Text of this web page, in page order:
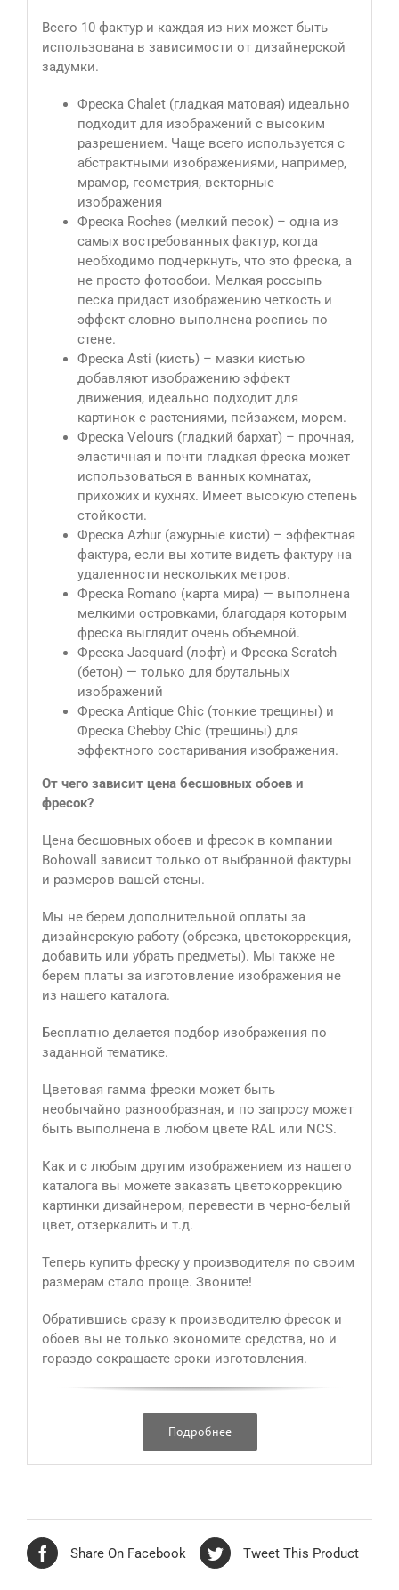
Всего 10 фактур и каждая из них может быть
использована в зависимости от дизайнерской
задумки.
Фреска Сhalet (гладкая матовая) идеально
подходит для изображений с высоким
разрешением. Чаще всего используется с
абстрактными изображениями, например,
мрамор, геометрия, векторные
изображения
Фреска Roches (мелкий песок) – одна из
самых востребованных фактур, когда
необходимо подчеркнуть, что это фреска, а
не просто фотообои. Мелкая россыпь
песка придаст изображению четкость и
эффект словно выполнена роспись по
стене.
Фреска Asti (кисть) – мазки кистью
добавляют изображению эффект
движения, идеально подходит для
картинок с растениями, пейзажем, морем.
Фреска Velours (гладкий бархат) – прочная,
эластичная и почти гладкая фреска может
использоваться в ванных комнатах,
прихожих и кухнях. Имеет высокую степень
стойкости.
Фреска Azhur (ажурные кисти) – эффектная
фактура, если вы хотите видеть фактуру на
удаленности нескольких метров.
Фреска Romano (карта мира) — выполнена
мелкими островками, благодаря которым
фреска выглядит очень объемной.
Фреска Jacquard (лофт) и Фреска Scratch
(бетон) — только для брутальных
изображений
Фреска Antique Сhic (тонкие трещины) и
Фреска Chebby Chic (трещины) для
эффектного состаривания изображения.
От чего зависит цена бесшовных обоев и
фресок?
Цена бесшовных обоев и фресок в компании
Bohowall зависит только от выбранной фактуры
и размеров вашей стены.
Мы не берем дополнительной оплаты за
дизайнерскую работу (обрезка, цветокоррекция,
добавить или убрать предметы). Мы также не
берем платы за изготовление изображения не
из нашего каталога.
Бесплатно делается подбор изображения по
заданной тематике.
Цветовая гамма фрески может быть
необычайно разнообразная, и по запросу может
быть выполнена в любом цвете RAL или NCS.
Как и с любым другим изображением из нашего
каталога вы можете заказать цветокоррекцию
картинки дизайнером, перевести в черно-белый
цвет, отзеркалить и т.д.
Теперь купить фреску у производителя по своим
размерам стало проще. Звоните!
Обратившись сразу к производителю фресок и
обоев вы не только экономите средства, но и
гораздо сокращаете сроки изготовления.
Подробнее
Share On Facebook Tweet This Product